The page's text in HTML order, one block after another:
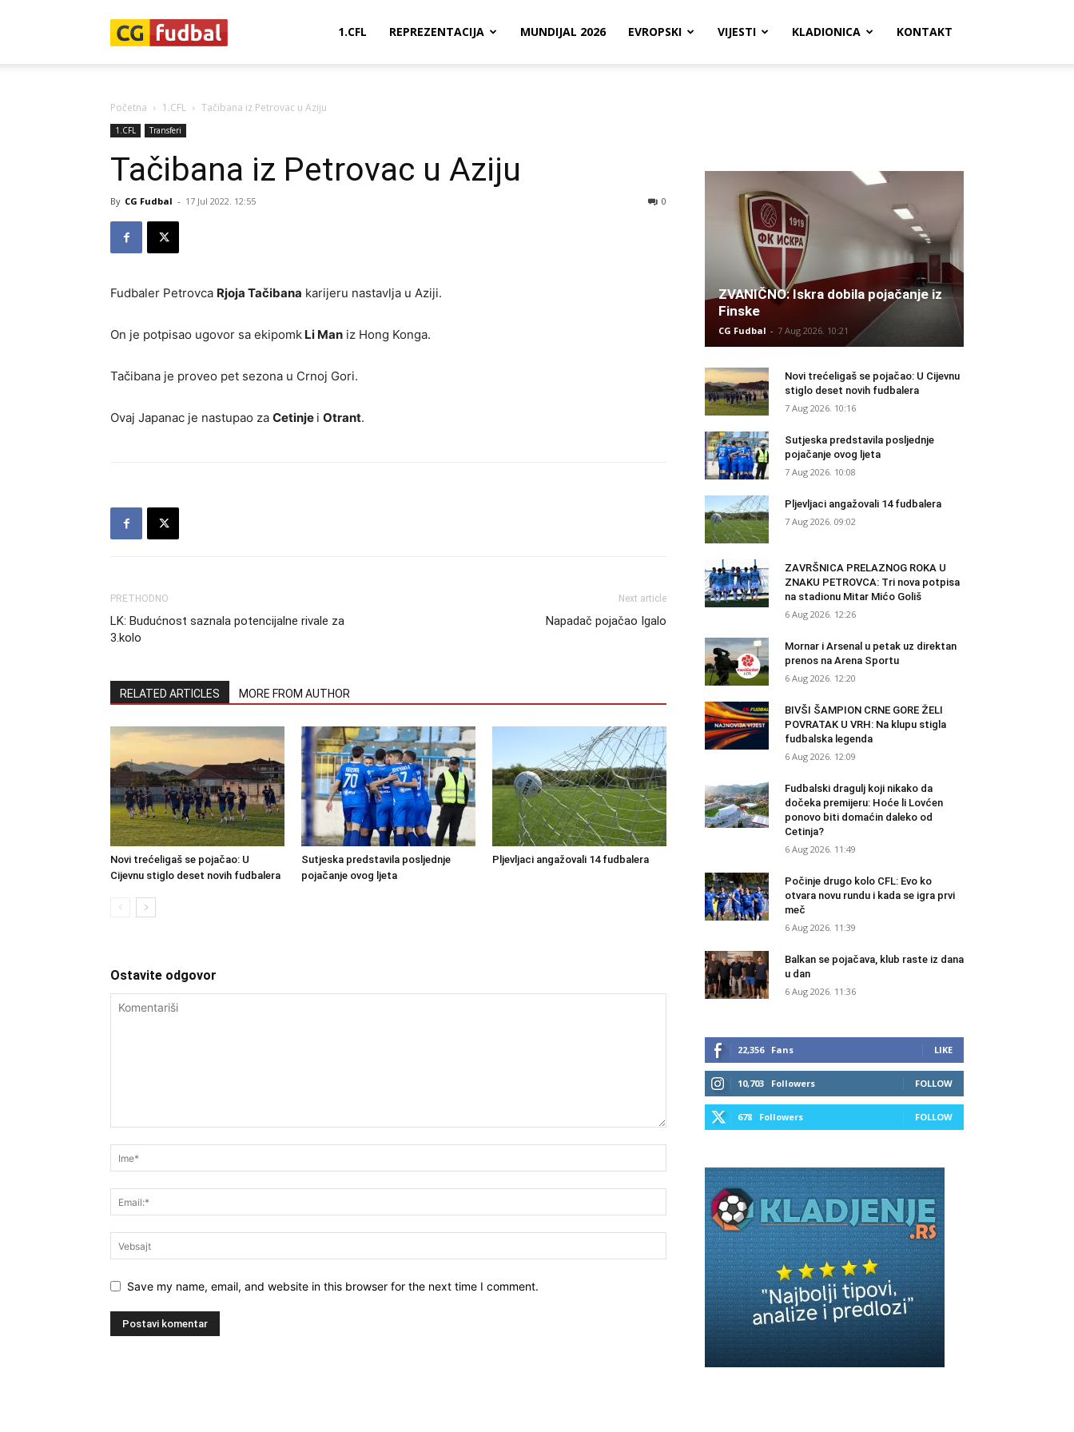
1.CFL REPREZENTACIJA MUNDIJAL 2026 EVROPSKI VIJESTI KLADIONICA KONTAKT
Početna 1.CFL Tačibana iz Petrovac u Aziju
1.CFL Transferi
Tačibana iz Petrovac u Aziju
By CG Fudbal - 17 Jul 2022. 12:55 0
Fudbaler Petrovca Rjoja Tačibana karijeru nastavlja u Aziji.
On je potpisao ugovor sa ekipomk Li Man iz Hong Konga.
Tačibana je proveo pet sezona u Crnoj Gori.
Ovaj Japanac je nastupao za Cetinje i Otrant.
PRETHODNO
LK: Budućnost saznala potencijalne rivale za
3.kolo
Next article
Napadač pojačao Igalo
RELATED ARTICLES MORE FROM AUTHOR
Novi trećeligaš se pojačao: U
Cijevnu stiglo deset novih fudbalera
Sutjeska predstavila posljednje
pojačanje ovog ljeta
Pljevljaci angažovali 14 fudbalera
Ostavite odgovor
Save my name, email, and website in this browser for the next time I comment.
ZVANIČNO: Iskra dobila pojačanje iz
Finske
CG Fudbal - 7 Aug 2026. 10:21
Novi trećeligaš se pojačao: U Cijevnu
stiglo deset novih fudbalera
7 Aug 2026. 10:16
Sutjeska predstavila posljednje
pojačanje ovog ljeta
7 Aug 2026. 10:08
Pljevljaci angažovali 14 fudbalera
7 Aug 2026. 09:02
ZAVRŠNICA PRELAZNOG ROKA U
ZNAKU PETROVCA: Tri nova potpisa
na stadionu Mitar Mićo Goliš
6 Aug 2026. 12:26
Mornar i Arsenal u petak uz direktan
prenos na Arena Sportu
6 Aug 2026. 12:20
BIVŠI ŠAMPION CRNE GORE ŽELI
POVRATAK U VRH: Na klupu stigla
fudbalska legenda
6 Aug 2026. 12:09
Fudbalski dragulj koji nikako da
dočeka premijeru: Hoće li Lovćen
ponovo biti domaćin daleko od
Cetinja?
6 Aug 2026. 11:49
Počinje drugo kolo CFL: Evo ko
otvara novu rundu i kada se igra prvi
meč
6 Aug 2026. 11:39
Balkan se pojačava, klub raste iz dana
u dan
6 Aug 2026. 11:36
22,356 Fans LIKE
10,703 Followers FOLLOW
678 Followers FOLLOW